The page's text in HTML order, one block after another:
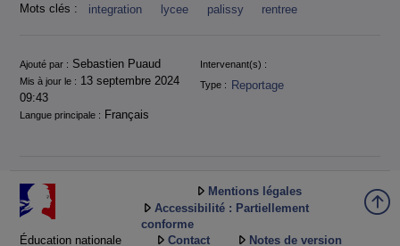
Mots clés : integration lycee palissy rentree
Informations
Ajouté par : Sebastien Puaud
Intervenant(s) :
Mis à jour le : 13 septembre 2024
09:43
Type : Reportage
Langue principale : Français
Éducation nationale
Mentions légales
Accessibilité : Partiellement
conforme
Contact
Notes de version